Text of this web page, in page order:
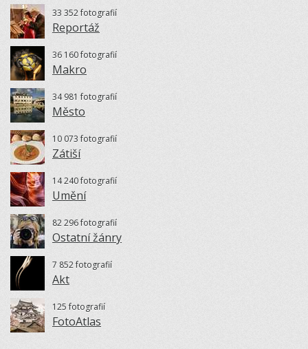
33 352 fotografií
Reportáž
36 160 fotografií
Makro
34 981 fotografií
Město
10 073 fotografií
Zátiší
14 240 fotografií
Umění
82 296 fotografií
Ostatní žánry
7 852 fotografií
Akt
125 fotografií
FotoAtlas